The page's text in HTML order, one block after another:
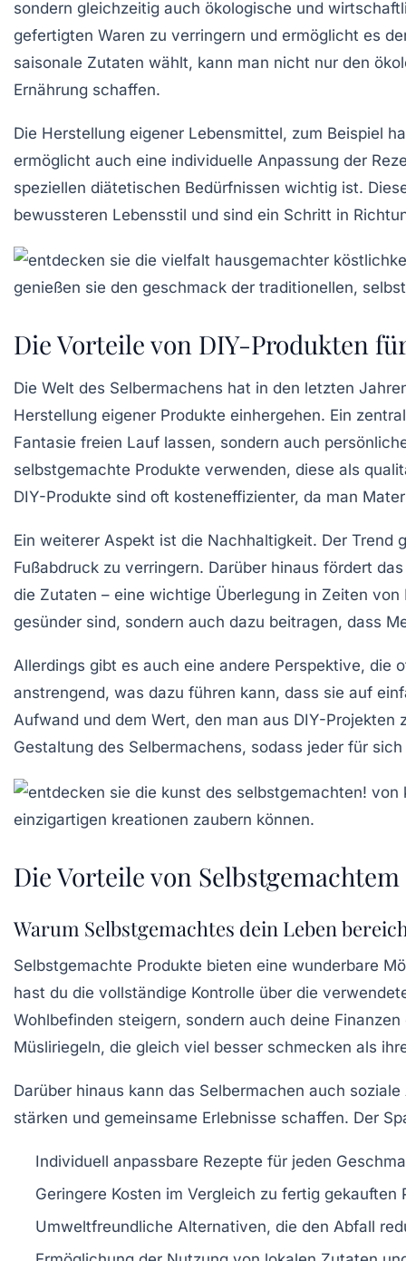
sondern gleichzeitig auch ökologische und
gefertigten Waren zu verringern und ermöglicht es
saisonale Zutaten wählt, kann man nicht nur den
Ernährung schaffen.
Die Herstellung eigener Lebensmittel, zum Beispiel
ermöglicht auch eine individuelle Anpassung der
speziellen diätetischen Bedürfnissen wichtig ist.
bewussteren Lebensstil und sind ein Schritt in
Die Vorteile von DIY-Produkten
Die Welt des Selbermachens hat in den letzten
Herstellung eigener Produkte einhergehen. Ein
Fantasie freien Lauf lassen, sondern auch
selbstgemachte Produkte verwenden, diese als
DIY-Produkte sind oft kosteneffizienter, da man
Ein weiterer Aspekt ist die Nachhaltigkeit. Der Trend
Fußabdruck zu verringern. Darüber hinaus fördert
die Zutaten – eine wichtige Überlegung in Zeiten
gesünder sind, sondern auch dazu beitragen, dass
Allerdings gibt es auch eine andere Perspektive, die
anstrengend, was dazu führen kann, dass sie auf
Aufwand und dem Wert, den man aus DIY-
Gestaltung des Selbermachens, sodass jeder für
Die Vorteile von Selbstgemachtem
Warum Selbstgemachtes dein Leben
Selbstgemachte Produkte bieten eine wunderbare
hast du die vollständige Kontrolle über die
Wohlbefinden steigern, sondern auch deine Finanzen
Müsliriegeln, die gleich viel besser schmecken als
Darüber hinaus kann das Selbermachen auch
stärken und gemeinsame Erlebnisse schaffen. Der
Individuell anpassbare Rezepte für jeden
Geringere Kosten im Vergleich zu fertig gekauften
Umweltfreundliche Alternativen, die den Abfall